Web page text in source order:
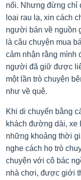
nối. Nhưng đừng chỉ
loại rau lạ, xin cách
người bán về nguồn
là câu chuyện mua
cảm nhận rằng mình
người đã giữ được
một lần trò chuyện
như về quê.
Khi di chuyển bằng
khách đường dài, xe
những khoảng thời
nghe cách họ trò
chuyện với cô bác
nhà chơi, được giới